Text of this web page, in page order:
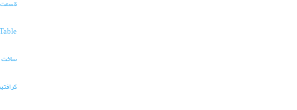
قسمت
Table
ساخت